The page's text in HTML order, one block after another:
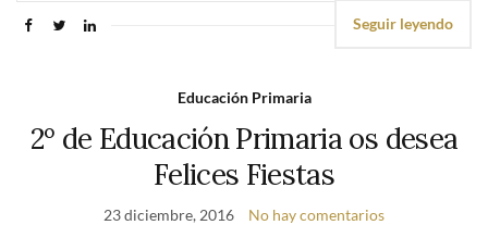
Seguir leyendo
Educación Primaria
2º de Educación Primaria os desea
Felices Fiestas
23 diciembre, 2016 No hay comentarios